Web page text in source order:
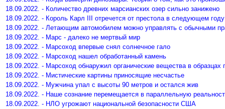
18.09.2022. - Количество древних марсианских озер сильно занижено
18.09.2022. - Король Карл III отречется от престола в следующем году
18.09.2022. - Летающим автомобилем можно управлять с обычными
18.09.2022. - Марс - далеко не мертвый мир
18.09.2022. - Марсоход впервые снял солнечное гало
18.09.2022. - Марсоход нашел обработанный камень
18.09.2022. - Марсоход обнаружил органические вещества в образцах
18.09.2022. - Мистические картины приносящие несчастье
18.09.2022. - Мужчина упал с высоты 90 метров и остался жив
18.09.2022. - Наше сознание перемещается в параллельную
18.09.2022. - НЛО угрожают национальной безопасности США